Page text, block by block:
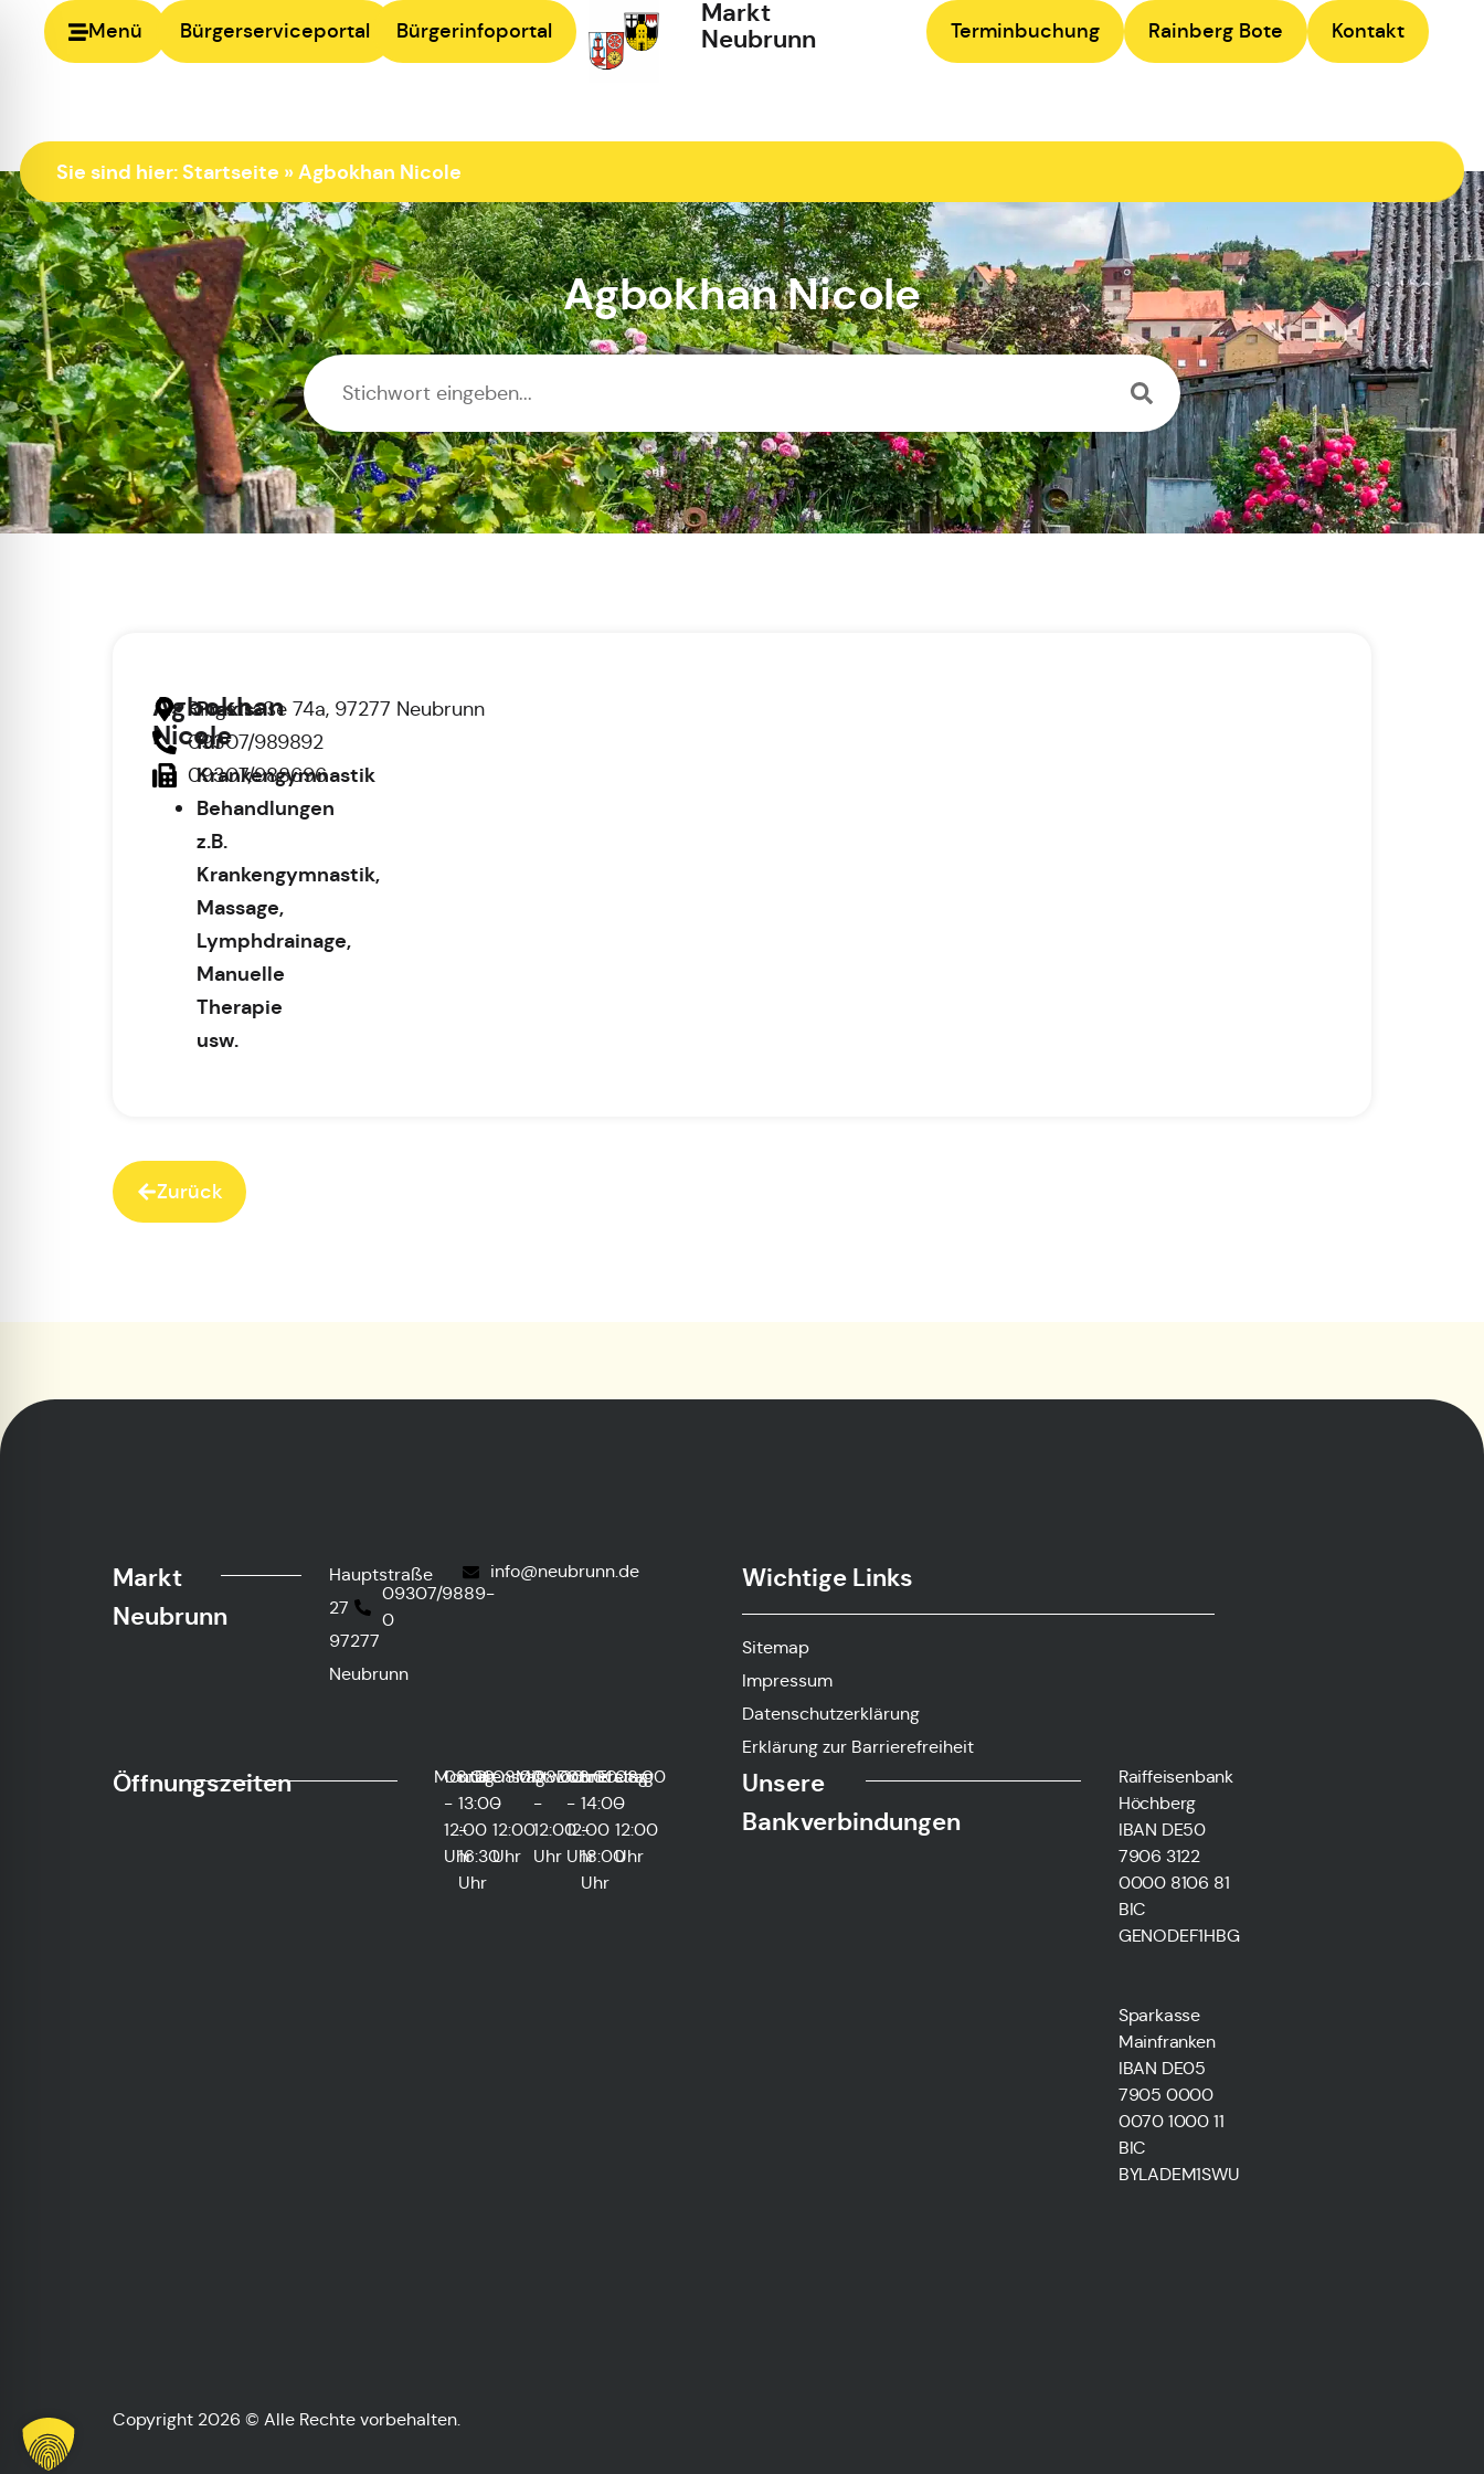
Menü Bürgerserviceportal Bürgerinfoportal
Markt
Neubrunn
Terminbuchung Rainberg Bote Kontakt
Sie sind hier:Startseite » Agbokhan Nicole
Agbokhan Nicole
Agbokhan
Nicole
Praxis
für
Krankengymnastik
Behandlungen
z.B.
Krankengymnastik,
Massage,
Lymphdrainage,
Manuelle
Therapie
usw.
Ringstraße 74a, 97277 Neubrunn
09307/989892
09307/988696
Zurück
Markt
Neubrunn
Hauptstraße
27
97277
Neubrunn
09307/9889-
0
info@neubrunn.de Wichtige Links
Sitemap
Impressum
Datenschutzerklärung
Erklärung zur Barrierefreiheit
Öffnungszeiten Montag
08:00
-
12:00
Uhr
und
13:00
-
16:30
Uhr
Dienstag
08:00
-
12:00
Uhr
Mittwoch
08:00
-
12:00
Uhr
Donnerstag
08:00
-
12:00
Uhr
und
14:00
-
18:00
Uhr
Freitag
08:00
-
12:00
Uhr
Unsere
Bankverbindungen
Raiffeisenbank
Höchberg
IBAN DE50
7906 3122
0000 8106 81
BIC
GENODEF1HBG
Sparkasse
Mainfranken
IBAN DE05
7905 0000
0070 1000 11
BIC
BYLADEM1SWU
Copyright 2026 © Alle Rechte vorbehalten.